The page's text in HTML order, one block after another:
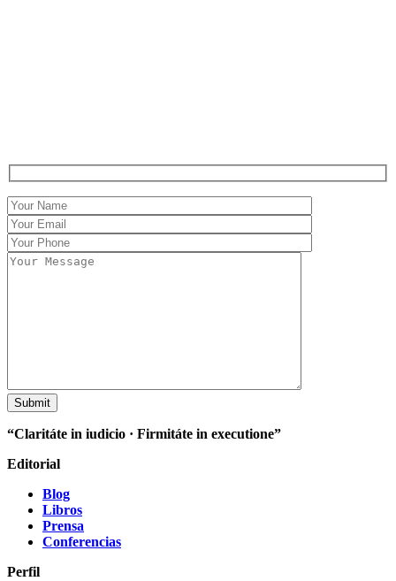
“Claritáte in iudicio · Firmitáte in executione”
Editorial
Blog
Libros
Prensa
Conferencias
Perfil